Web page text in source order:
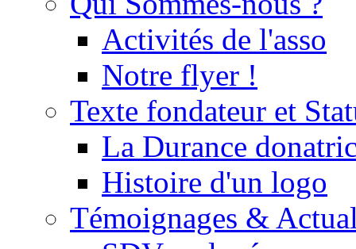
Activités de l'asso
Notre flyer !
Texte fondateur et
La Durance
Histoire d'un logo
Témoignages &